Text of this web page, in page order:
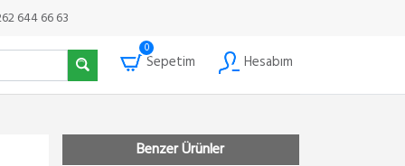
644 66 63
0
Sepetim Hesabım
Benzer Ürünler
OEM-POE-48-1A
1,598.16₺ + KDV